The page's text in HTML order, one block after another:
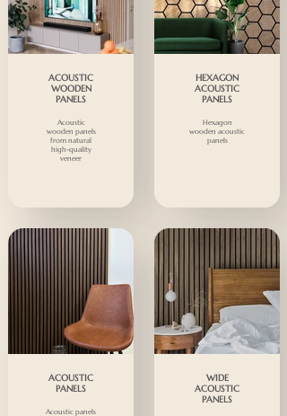
ACOUSTIC
WOODEN
PANELS
Acoustic
wooden panels
from natural
high-quality
veneer
HEXAGON
ACOUSTIC
PANELS
Hexagon
wooden acoustic
panels
ACOUSTIC
PANELS
Acoustic panels
WIDE
ACOUSTIC
PANELS